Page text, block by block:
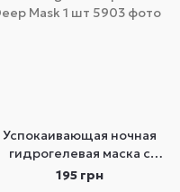
Успокаивающая ночная
гидрогелевая маска с
водорослями Biodance
195 грн